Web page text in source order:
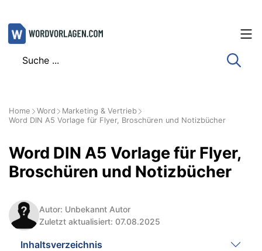
Zum
Inhalt
Home Word
Marketing & Vertrieb
Word DIN A5 Vorlage für Flyer, Broschüren und Notizbücher
Word DIN A5 Vorlage für Flyer,
Broschüren und Notizbücher
Autor: Unbekannt Autor
Zuletzt aktualisiert: 07.08.2025
Inhaltsverzeichnis